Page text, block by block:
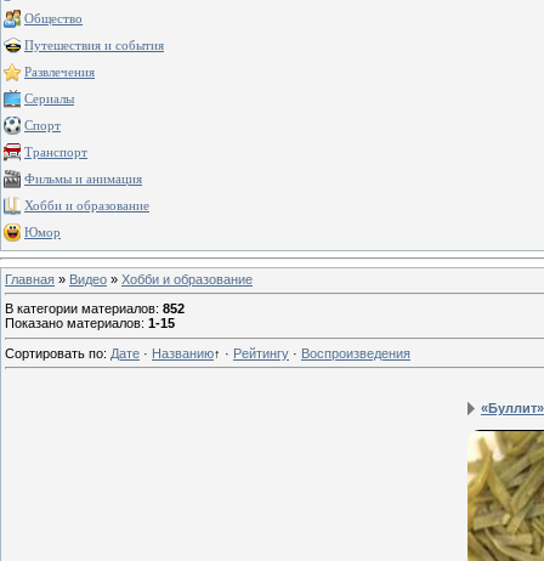
Общество
Путешествия и события
Развлечения
Сериалы
Спорт
Транспорт
Фильмы и анимация
Хобби и образование
Юмор
Главная » Видео » Хобби и образование
В категории материалов: 852
Показано материалов: 1-15
Сортировать по: Дате · Названию↑ · Рейтингу · Воспроизведения
«Буллит»